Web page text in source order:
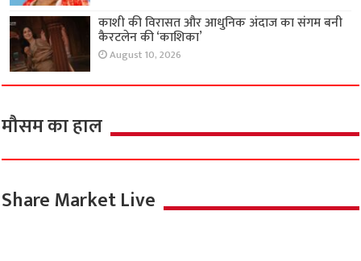
काशी की विरासत और आधुनिक अंदाज का संगम बनी
कैरटलेन की ‘काशिका’
August 10, 2026
मौसम का हाल
Share Market Live